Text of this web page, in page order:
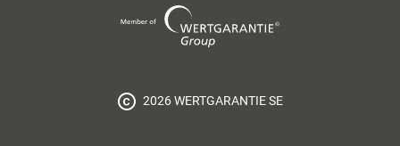
Group
2026 WERTGARANTIE SE